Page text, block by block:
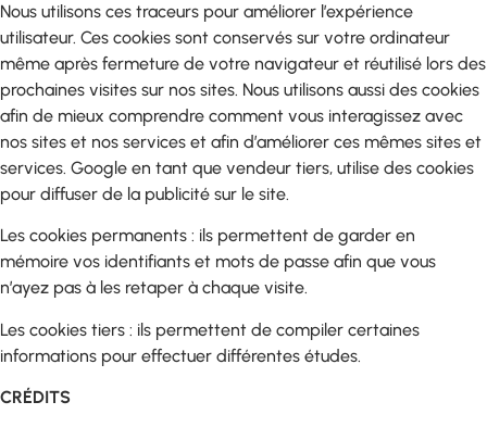
Nous utilisons ces traceurs pour améliorer l’expérience
utilisateur. Ces cookies sont conservés sur votre ordinateur
même après fermeture de votre navigateur et réutilisé lors des
prochaines visites sur nos sites. Nous utilisons aussi des cookies
afin de mieux comprendre comment vous interagissez avec
nos sites et nos services et afin d’améliorer ces mêmes sites et
services. Google en tant que vendeur tiers, utilise des cookies
pour diffuser de la publicité sur le site.
Les cookies permanents : ils permettent de garder en
mémoire vos identifiants et mots de passe afin que vous
n’ayez pas à les retaper à chaque visite.
Les cookies tiers : ils permettent de compiler certaines
informations pour effectuer différentes études.
CRÉDITS